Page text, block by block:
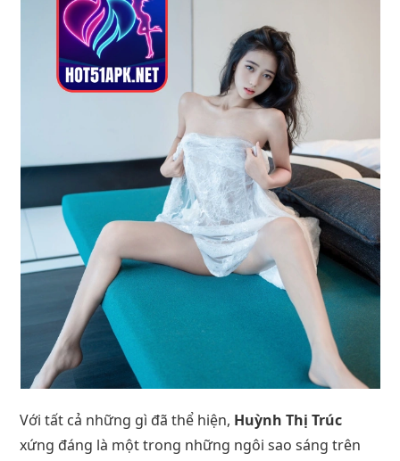
Với tất cả những gì đã thể hiện, Huỳnh Thị Trúc
xứng đáng là một trong những ngôi sao sáng trên